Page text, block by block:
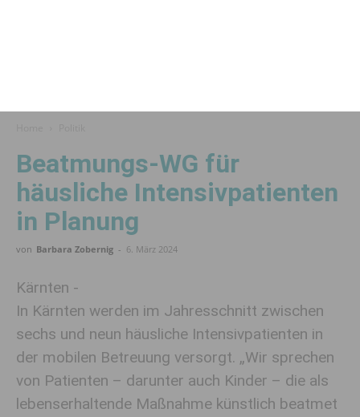
Beatmungs-WG für
häusliche Intensivpatienten
in Planung
von Barbara Zobernig - 6. März 2024
Kärnten -
In Kärnten werden im Jahresschnitt zwischen
sechs und neun häusliche Intensivpatienten in
der mobilen Betreuung versorgt. „Wir sprechen
von Patienten – darunter auch Kinder – die als
lebenserhaltende Maßnahme künstlich beatmet